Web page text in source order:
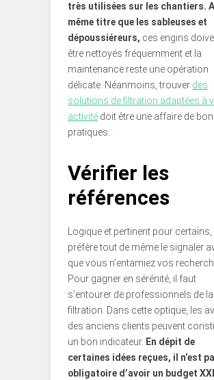
très utilisées sur les chantiers.
même titre que les sableuses et
dépoussiéreurs, ces engins
être nettoyés fréquemment et la
maintenance reste une opération
délicate. Néanmoins, trouver des
solutions de filtration adaptées à
activité doit être une affaire de
pratiques.
Vérifier les
références
Logique et pertinent pour
préfère tout de même le signaler
que vous n’entamiez vos
Pour gagner en sérénité, il faut
s’entourer de professionnels de la
filtration. Dans cette optique, les
des anciens clients peuvent
un bon indicateur. En dépit de
certaines idées reçues, il n’est
obligatoire d’avoir un budget